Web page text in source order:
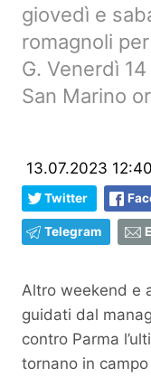
giovedì e
romagnoli
G. Venerdì
San Marino
13.07.2023 12:40
Twitter
Telegram
Altro weekend e
guidati dal
contro Parma
tornano in